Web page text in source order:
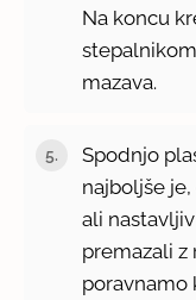
Na koncu
mazava.
Spodnjo
najboljše
ali
premazali z
poravnamo